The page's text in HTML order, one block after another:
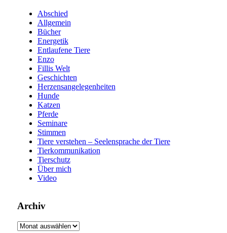
Abschied
Allgemein
Bücher
Energetik
Entlaufene Tiere
Enzo
Fillis Welt
Geschichten
Herzensangelegenheiten
Hunde
Katzen
Pferde
Seminare
Stimmen
Tiere verstehen – Seelensprache der Tiere
Tierkommunikation
Tierschutz
Über mich
Video
Archiv
Archiv